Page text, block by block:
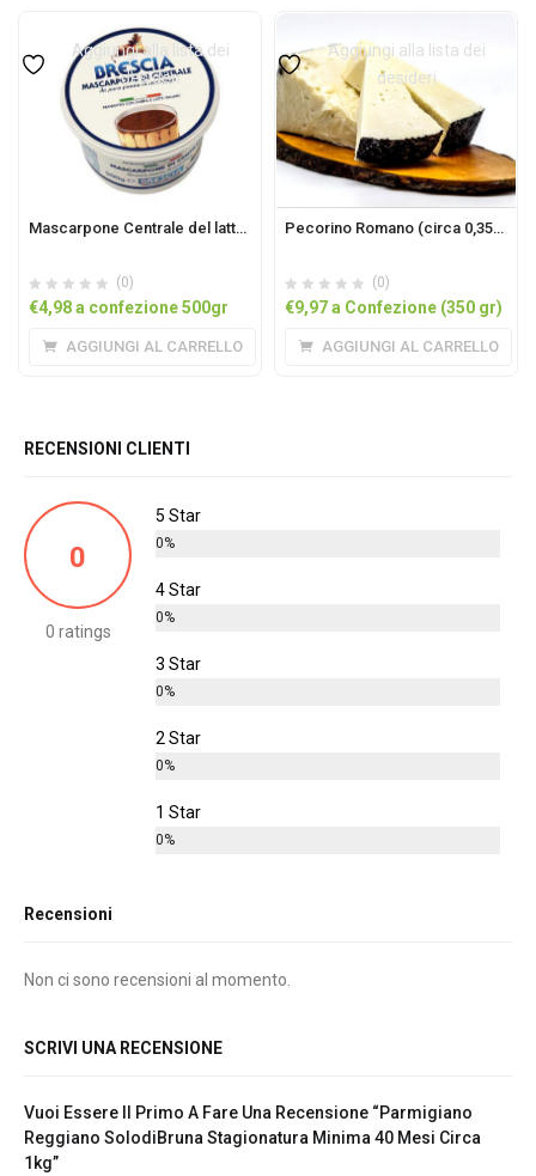
Aggiungi alla lista dei
desideri
Mascarpone Centrale del latte 500gr
(0)
€4,98a confezione 500gr
AGGIUNGI AL CARRELLO
Aggiungi alla lista dei
desideri
Pecorino Romano (circa 0,35kg)
(0)
€9,97a Confezione (350 gr)
AGGIUNGI AL CARRELLO
RECENSIONI CLIENTI
0
0 ratings
5 Star
0%
4 Star
0%
3 Star
0%
2 Star
0%
1 Star
0%
Recensioni
Non ci sono recensioni al momento.
SCRIVI UNA RECENSIONE
Vuoi Essere Il Primo A Fare Una Recensione “Parmigiano
Reggiano SolodiBruna Stagionatura Minima 40 Mesi Circa
1kg”